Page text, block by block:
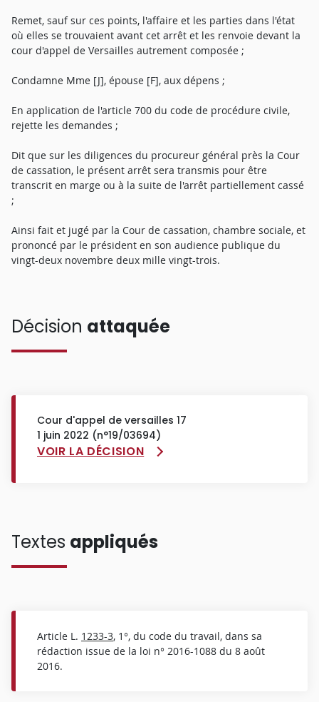
Remet, sauf sur ces points, l'affaire et les parties dans l'état
où elles se trouvaient avant cet arrêt et les renvoie devant la
cour d'appel de Versailles autrement composée ;
Condamne Mme [J], épouse [F], aux dépens ;
En application de l'article 700 du code de procédure civile,
rejette les demandes ;
Dit que sur les diligences du procureur général près la Cour
de cassation, le présent arrêt sera transmis pour être
transcrit en marge ou à la suite de l'arrêt partiellement cassé
;
Ainsi fait et jugé par la Cour de cassation, chambre sociale, et
prononcé par le président en son audience publique du
vingt-deux novembre deux mille vingt-trois.
Décision attaquée
Cour d'appel de versailles 17
1 juin 2022 (n°19/03694)
VOIR LA DÉCISION
Textes appliqués
Article L. 1233-3, 1°, du code du travail, dans sa
rédaction issue de la loi n° 2016-1088 du 8 août
2016.